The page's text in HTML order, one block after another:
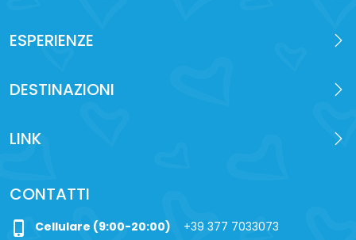
ESPERIENZE
DESTINAZIONI
LINK
CONTATTI
phone_iphone Cellulare (9:00-20:00) +39 377 7033073